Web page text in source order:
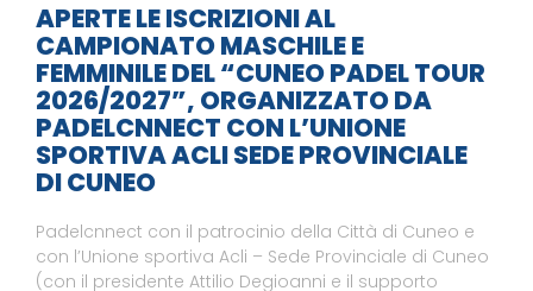
APERTE LE ISCRIZIONI AL
CAMPIONATO MASCHILE E
FEMMINILE DEL “CUNEO PADEL TOUR
2026/2027”, ORGANIZZATO DA
PADELCNNECT CON L’UNIONE
SPORTIVA ACLI SEDE PROVINCIALE
DI CUNEO
Padelcnnect con il patrocinio della Città di Cuneo e
con l’Unione sportiva Acli – Sede Provinciale di Cuneo
(con il presidente Attilio Degioanni e il supporto